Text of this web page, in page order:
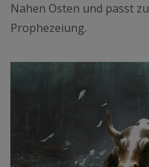
Nahen Osten und passt
Prophezeiung.